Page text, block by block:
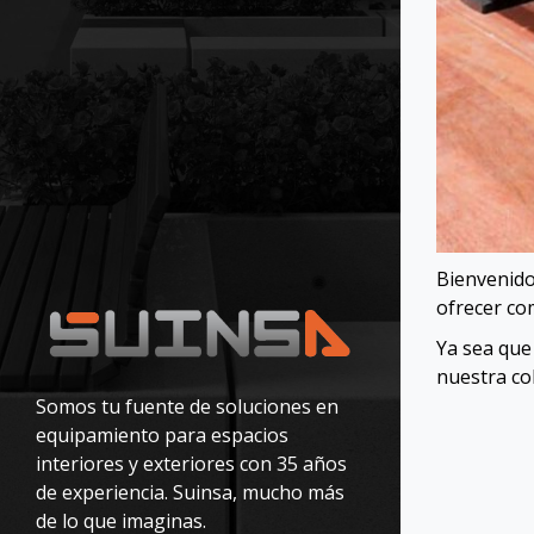
Somos tu fuente de soluciones en
equipamiento para espacios
interiores y exteriores con 35 años
de experiencia. Suinsa, mucho más
de lo que imaginas.
ofrecer
Ya sea
nuestra